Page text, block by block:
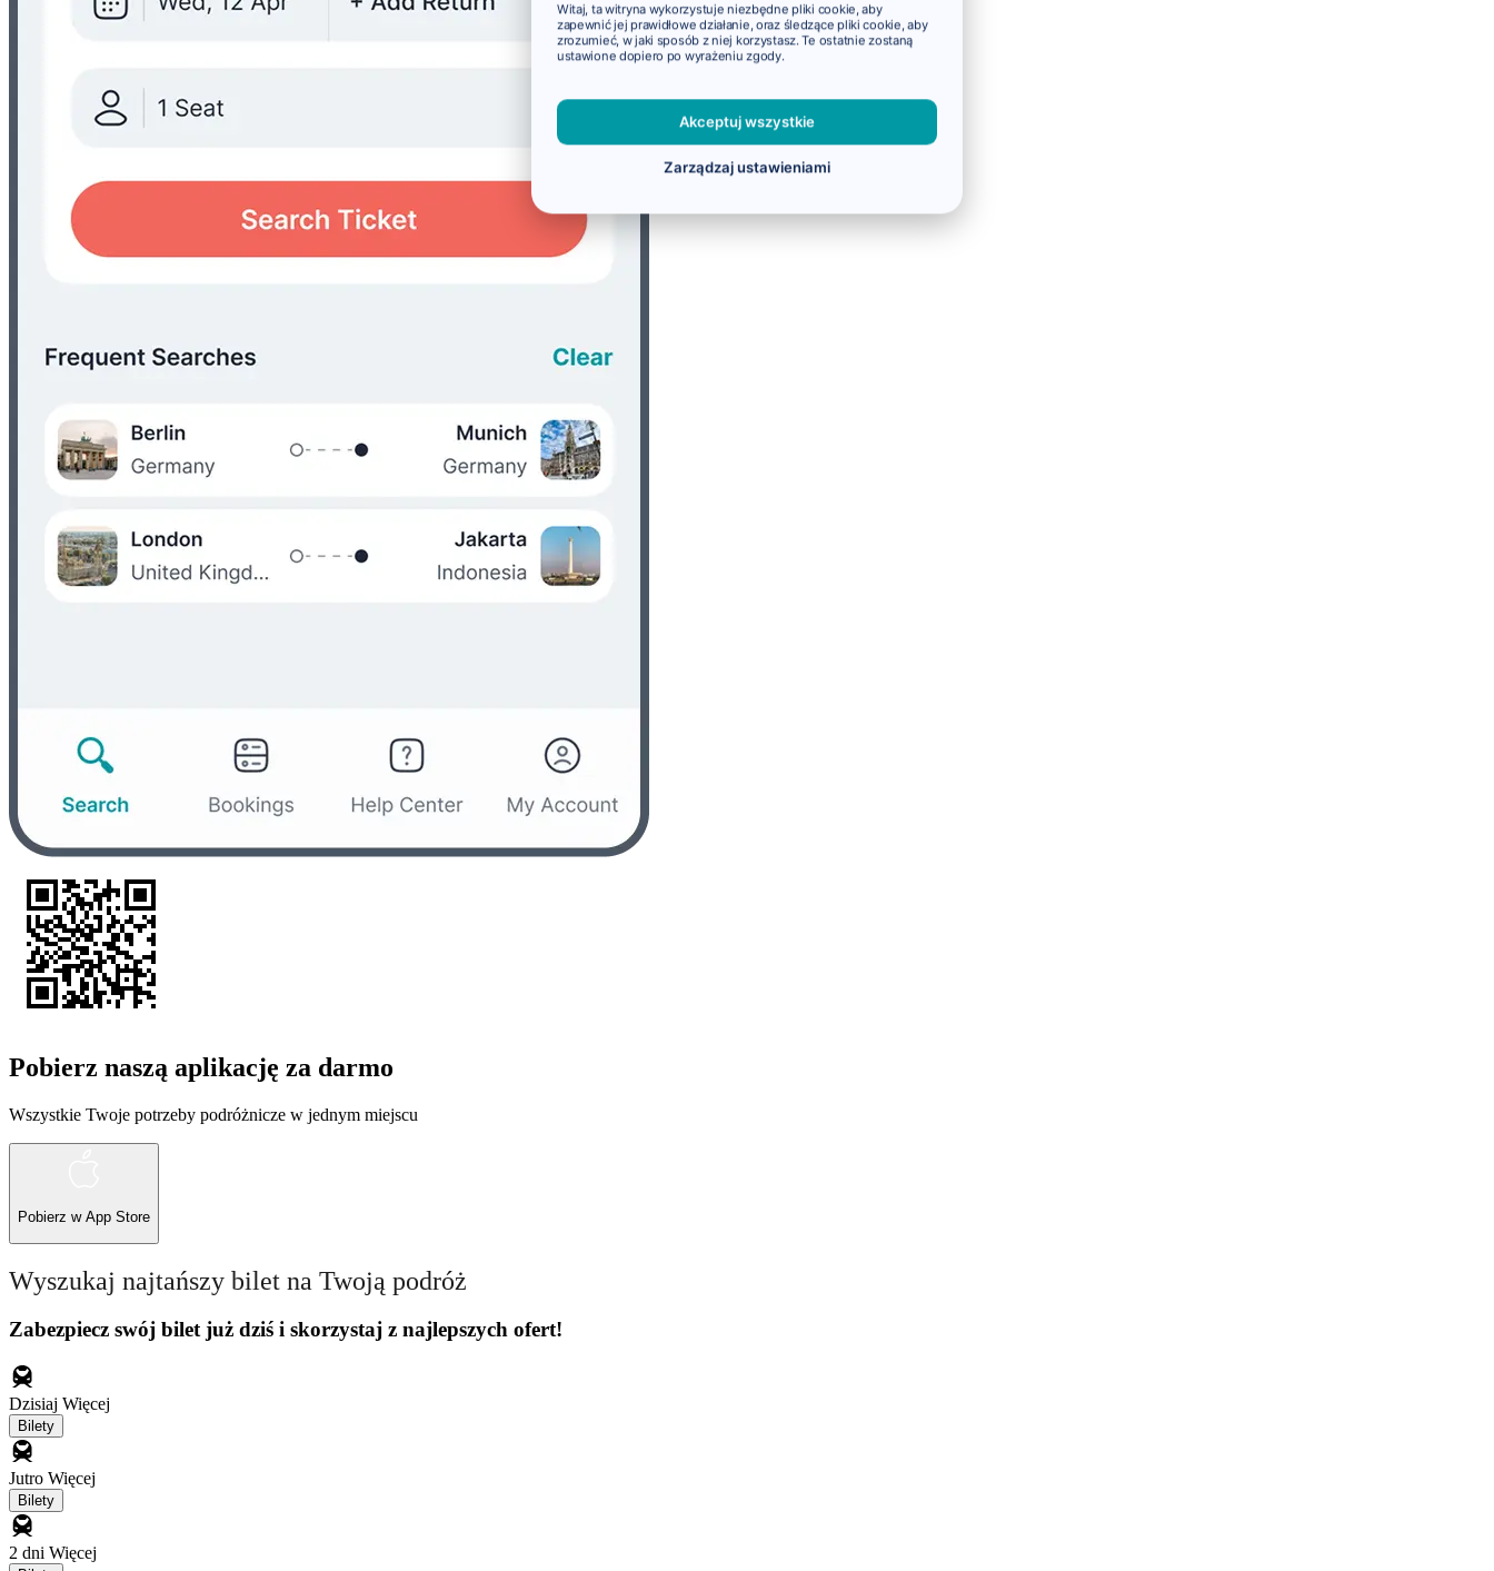
Pobierz naszą aplikację za darmo
Wszystkie Twoje potrzeby podróżnicze w jednym miejscu
Pobierz w App Store
Wyszukaj najtańszy bilet na Twoją podróż
Zabezpiecz swój bilet już dziś i skorzystaj z najlepszych ofert!
Dzisiaj Więcej
Bilety
Jutro Więcej
Bilety
2 dni Więcej
Witaj, ta witryna wykorzystuje niezbędne pliki cookie, aby
zapewnić jej prawidłowe działanie, oraz śledzące pliki cookie, aby
zrozumieć, w jaki sposób z niej korzystasz. Te ostatnie zostaną
ustawione dopiero po wyrażeniu zgody.
Akceptuj wszystkie
Zarządzaj ustawieniami